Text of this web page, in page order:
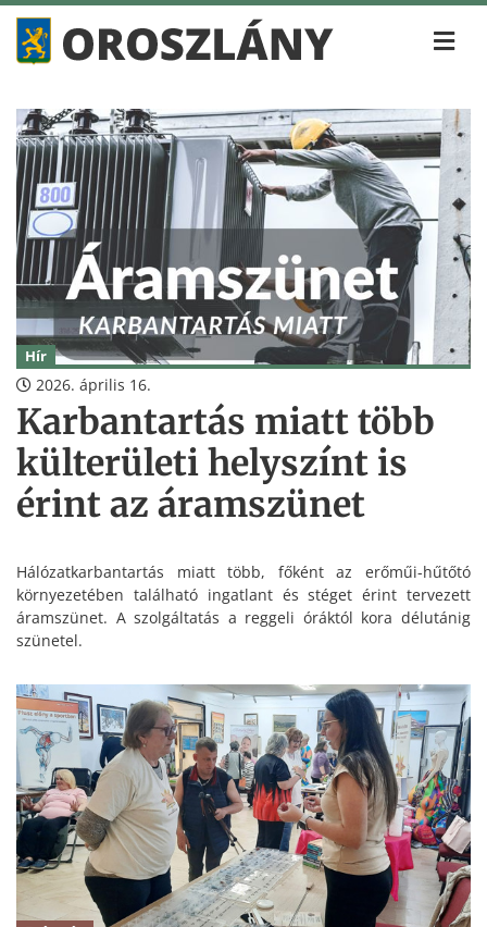
Hír
2026. április 16.
Karbantartás miatt több
külterületi helyszínt is
érint az áramszünet
Hálózatkarbantartás miatt több, főként az erőműi-hűtőtó
környezetében található ingatlant és stéget érint tervezett
áramszünet. A szolgáltatás a reggeli óráktól kora délutánig
szünetel.